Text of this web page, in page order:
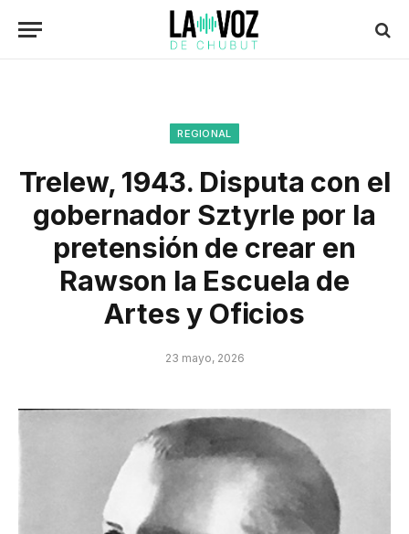
REGIONAL
Trelew, 1943. Disputa con el
gobernador Sztyrle por la
pretensión de crear en
Rawson la Escuela de
Artes y Oficios
23 mayo, 2026